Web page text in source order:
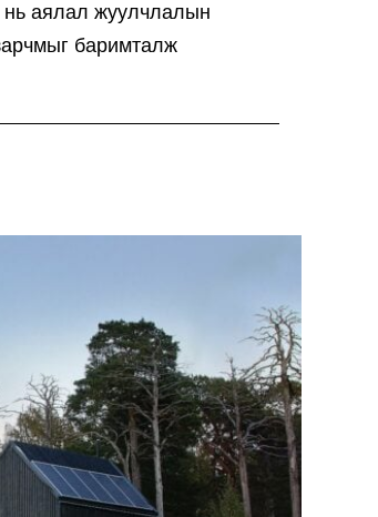
нь аялал жуулчлалын
баримталж